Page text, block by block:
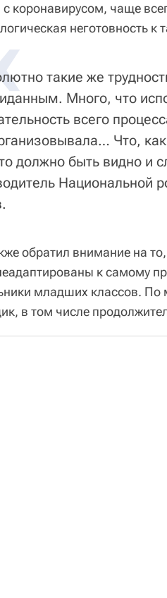
коронавирусом, чаще
неготовность к
такие же
Много, что
всего
Что,
должно быть видно и
Национальной
обратил внимание на
к самому
младших классов. По
в том числе